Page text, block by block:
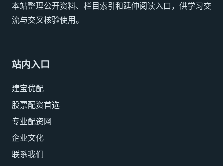
本站整理公开资料、栏目索引和延伸阅读入口，供学习交
流与交叉核验使用。
站内入口
建宝优配
股票配资首选
专业配资网
企业文化
联系我们